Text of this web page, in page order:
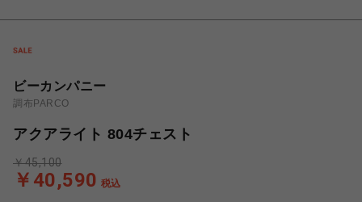
ビーカンパニー
調布PARCO
アクアライト 804チェスト
￥40,590 税込
￥45,100